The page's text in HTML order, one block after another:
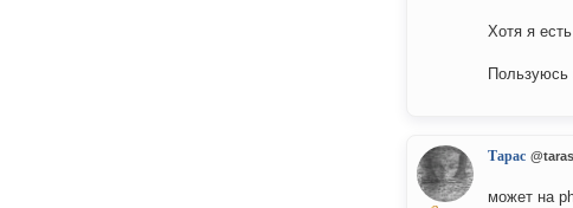
Хотя я
Пользуюсь
Тарас
может на